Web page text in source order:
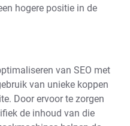
hogere positie in de
van SEO met
van unieke koppen
Door ervoor te zorgen
de inhoud van die